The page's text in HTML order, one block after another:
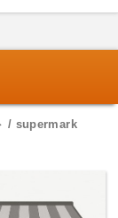
/ supermark